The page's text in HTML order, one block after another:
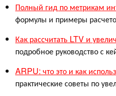
Полный гид по метрикам
формулы и примеры
Как рассчитать LTV и
подробное руководство с
ARPU: что это и как
практические советы по